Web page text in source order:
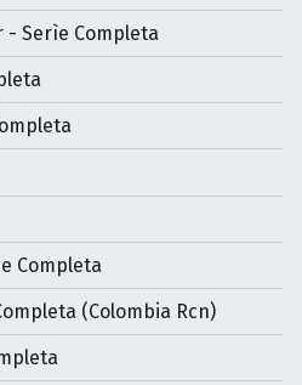
- Serìe Completa
Completa
(Colombia Rcn)